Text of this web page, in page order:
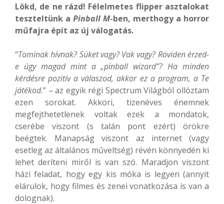
Lökd, de ne rázd! Félelmetes flipper asztalokat
teszteltünk a Pinball M-ben, merthogy a horror
műfajra épít az új válogatás.
“Tominak hívnak? Süket vagy? Vak vagy? Röviden érzed-
e úgy magad mint a „pinball wizard”? Ha minden
kérdésre pozitív a válaszod, akkor ez a program, a Te
játékod.” – az egyik régi Spectrum Világból ollóztam
ezen sorokat. Akkori, tizenéves énemnek
megfejthetetlenek voltak ezek a mondatok,
cserébe viszont (s talán pont ezért) örökre
beégtek. Manapság viszont az internet (vagy
esetleg az általános műveltség) révén könnyedén ki
lehet deríteni miről is van szó. Maradjon viszont
házi feladat, hogy egy kis móka is legyen (annyit
elárulok, hogy filmes és zenei vonatkozása is van a
dolognak).